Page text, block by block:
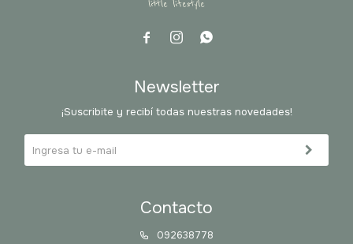
  
Contacto
092638778
Newsletter
¡Suscribite y recibí todas nuestras novedades!